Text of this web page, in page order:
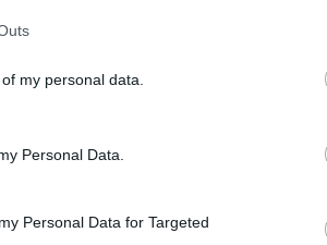
my personal data.
Personal Data.
Personal Data for Targeted
Valiliği’ni nasip et!”